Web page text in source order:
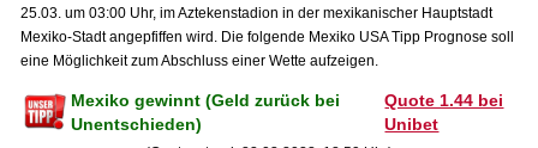
25.03. um 03:00 Uhr, im Aztekenstadion in der mexikanischer Hauptstadt
Mexiko-Stadt angepfiffen wird. Die folgende Mexiko USA Tipp Prognose soll
eine Möglichkeit zum Abschluss einer Wette aufzeigen.
Mexiko gewinnt (Geld zurück bei
Unentschieden)
Quote 1.44 bei
Unibet